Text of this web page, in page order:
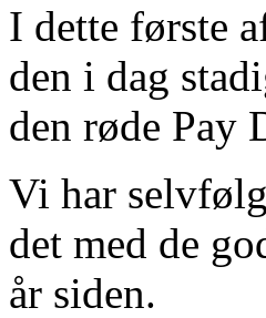
I dette første
den i dag
den røde Pay
Vi har
det med de
år siden.